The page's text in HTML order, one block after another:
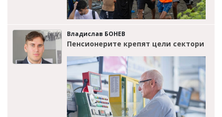
Владислав БОНЕВ
Пенсионерите крепят цели сектори